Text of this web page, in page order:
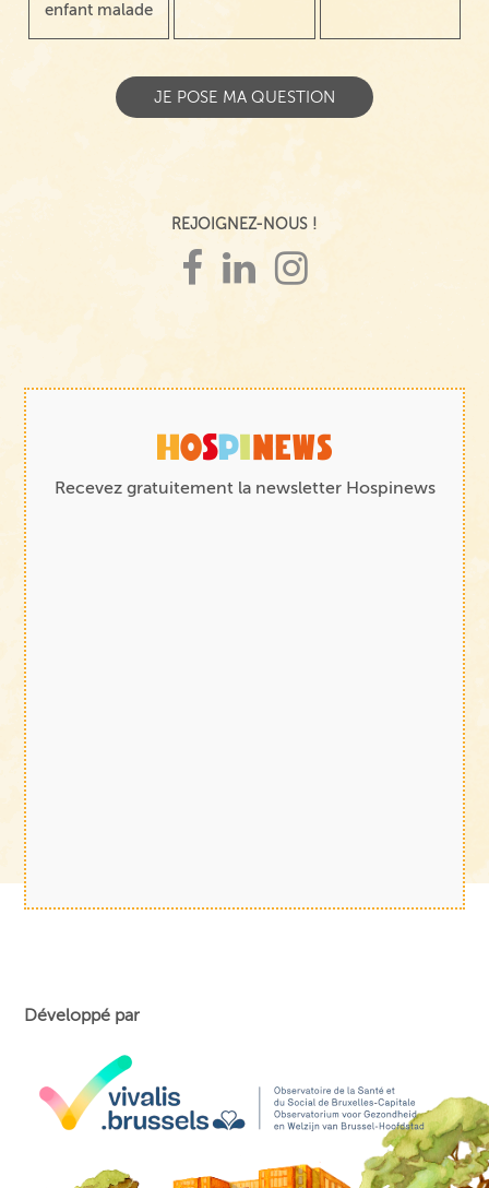
enfant malade
REJOIGNEZ-NOUS !
Recevez gratuitement la newsletter Hospinews
Développé par